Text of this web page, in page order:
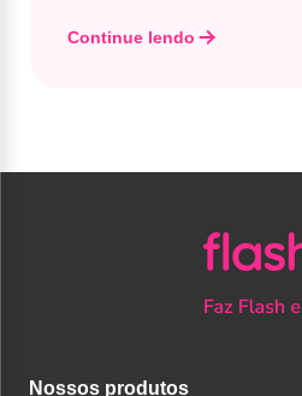
Continue lendo
Nossos produtos